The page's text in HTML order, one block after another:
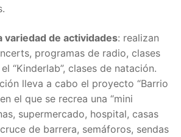
variedad de actividades: realizan
programas de radio, clases
“Kinderlab”, clases de natación.
lleva a cabo el proyecto “Barrio
el que se recrea una “mini
supermercado, hospital, casas
de barrera, semáforos, sendas